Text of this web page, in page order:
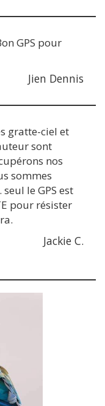
GPS pour
Jien Dennis
gratte-ciel et
sont
nos
sommes
le GPS est
pour résister
Jackie C.